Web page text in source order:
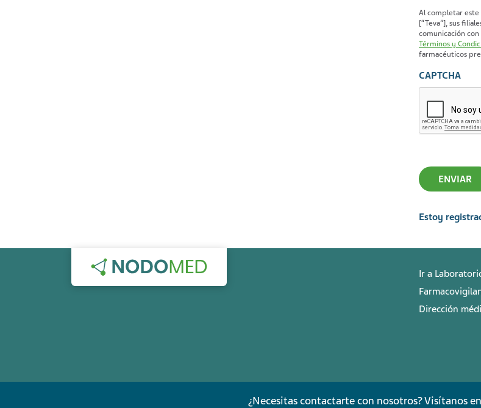
Al completar
[“Teva”], sus
comunicación
Términos y
farmacéuticos
CAPTCHA
Estoy
Ir a
Dirección
¿Necesitas contactarte con nosotros? Visítanos en